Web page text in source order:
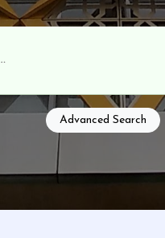
Advanced Search